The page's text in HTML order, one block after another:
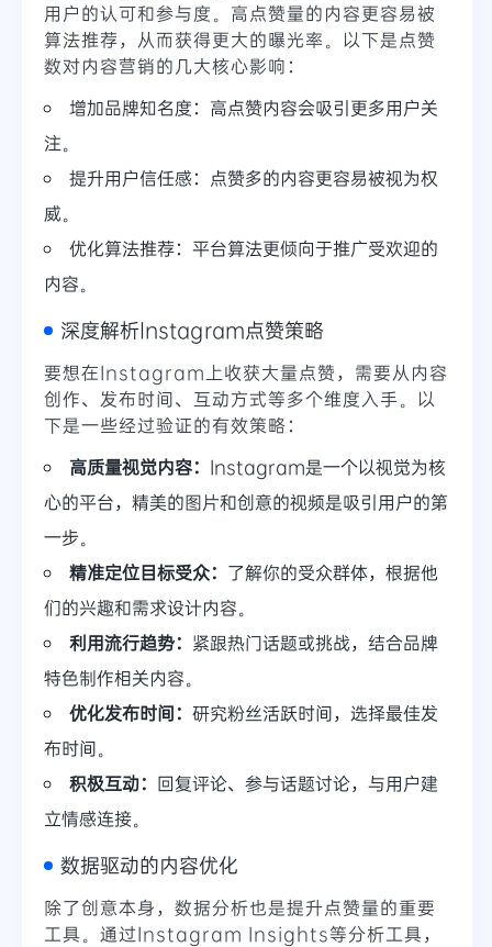
用户的认可和参与度。高点赞量的内容更容易被
算法推荐，从而获得更大的曝光率。以下是点赞
数对内容营销的几大核心影响：
增加品牌知名度：高点赞内容会吸引更多用户关
注。
提升用户信任感：点赞多的内容更容易被视为权
威。
优化算法推荐：平台算法更倾向于推广受欢迎的
内容。
深度解析Instagram点赞策略
要想在Instagram上收获大量点赞，需要从内容
创作、发布时间、互动方式等多个维度入手。以
下是一些经过验证的有效策略：
高质量视觉内容： Instagram是一个以视觉为核
心的平台，精美的图片和创意的视频是吸引用户的第
一步。
精准定位目标受众： 了解你的受众群体，根据他
们的兴趣和需求设计内容。
利用流行趋势： 紧跟热门话题或挑战，结合品牌
特色制作相关内容。
优化发布时间： 研究粉丝活跃时间，选择最佳发
布时间。
积极互动： 回复评论、参与话题讨论，与用户建
立情感连接。
数据驱动的内容优化
除了创意本身，数据分析也是提升点赞量的重要
工具。通过Instagram Insights等分析工具，